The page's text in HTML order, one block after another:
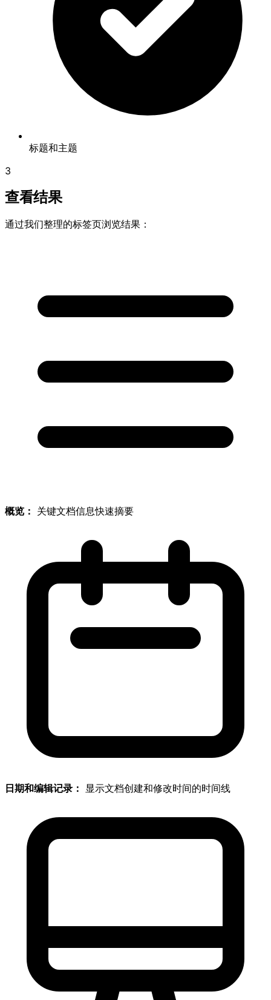
标题和主题
3
查看结果
通过我们整理的标签页浏览结果：
概览： 关键文档信息快速摘要
日期和编辑记录： 显示文档创建和修改时间的时间线